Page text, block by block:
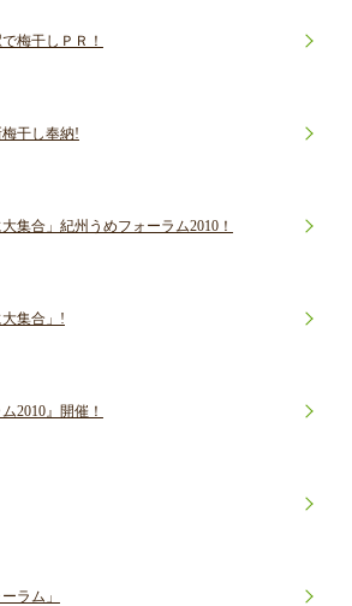
梅干しＰＲ！
干し奉納!
集合」紀州うめフォーラム2010！
大集合」!
2010』開催！
ラム」